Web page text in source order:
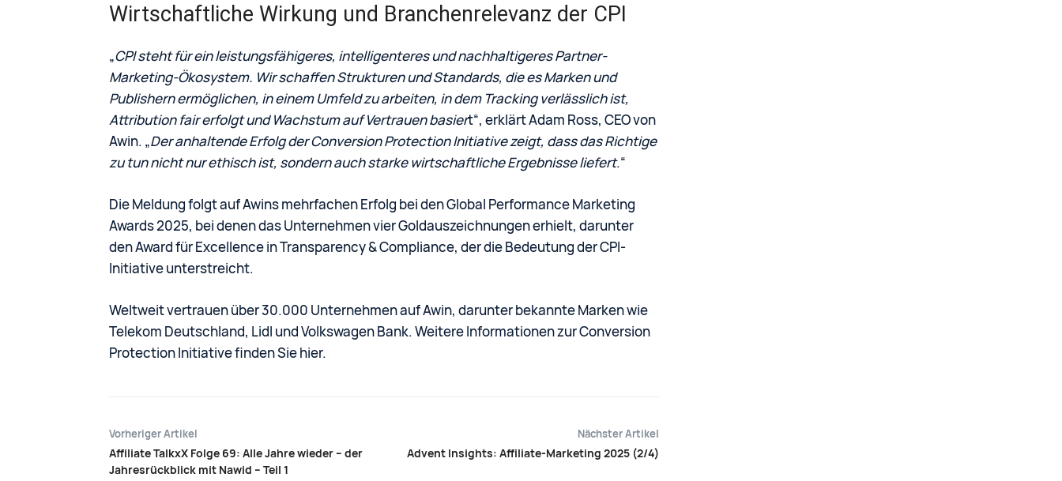
Wirtschaftliche Wirkung und Branchenrelevanz der CPI
„CPI steht für ein leistungsfähigeres, intelligenteres und nachhaltigeres Partner-
Marketing-Ökosystem. Wir schaffen Strukturen und Standards, die es Marken und
Publishern ermöglichen, in einem Umfeld zu arbeiten, in dem Tracking verlässlich ist,
Attribution fair erfolgt und Wachstum auf Vertrauen basiert“, erklärt Adam Ross, CEO von
Awin. „Der anhaltende Erfolg der Conversion Protection Initiative zeigt, dass das Richtige
zu tun nicht nur ethisch ist, sondern auch starke wirtschaftliche Ergebnisse liefert.“
Die Meldung folgt auf Awins mehrfachen Erfolg bei den Global Performance Marketing
Awards 2025, bei denen das Unternehmen vier Goldauszeichnungen erhielt, darunter
den Award für Excellence in Transparency & Compliance, der die Bedeutung der CPI-
Initiative unterstreicht.
Weltweit vertrauen über 30.000 Unternehmen auf Awin, darunter bekannte Marken wie
Telekom Deutschland, Lidl und Volkswagen Bank. Weitere Informationen zur Conversion
Protection Initiative finden Sie hier.
Vorheriger Artikel
Affiliate TalkxX Folge 69: Alle Jahre wieder – der
Jahresrückblick mit Nawid – Teil 1
Nächster Artikel
Advent Insights: Affiliate-Marketing 2025 (2/4)